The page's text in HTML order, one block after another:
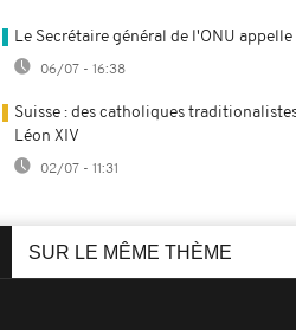
Le Secrétaire général de l'ONU
06/07 - 16:38
Suisse : des catholiques
Léon XIV
02/07 - 11:31
SUR LE MÊME THÈME